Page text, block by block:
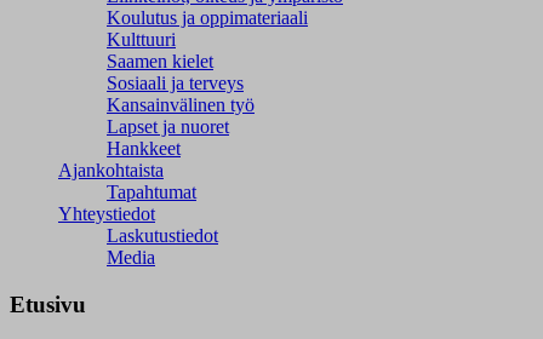
Koulutus ja oppimateriaali
Kulttuuri
Saamen kielet
Sosiaali ja terveys
Kansainvälinen työ
Lapset ja nuoret
Hankkeet
Ajankohtaista
Tapahtumat
Yhteystiedot
Laskutustiedot
Media
Etusivu